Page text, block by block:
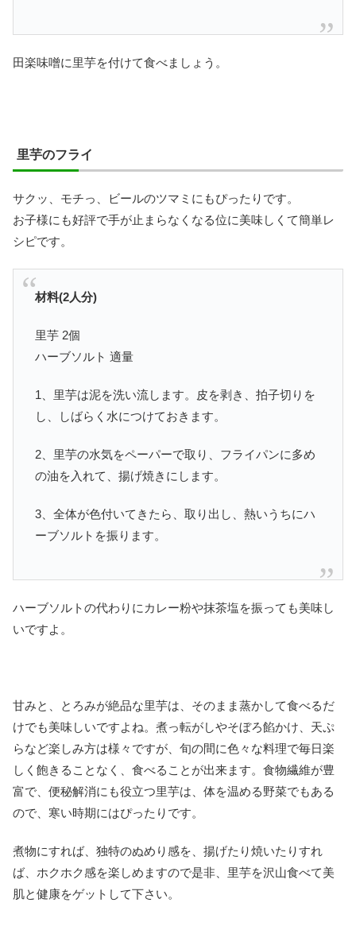
田楽味噌に里芋を付けて食べましょう。
里芋のフライ
サクッ、モチっ、ビールのツマミにもぴったりです。
お子様にも好評で手が止まらなくなる位に美味しくて簡単レ
シピです。
材料(2人分)
里芋 2個
ハーブソルト 適量
1、里芋は泥を洗い流します。皮を剥き、拍子切りを
し、しばらく水につけておきます。
2、里芋の水気をペーパーで取り、フライパンに多め
の油を入れて、揚げ焼きにします。
3、全体が色付いてきたら、取り出し、熱いうちにハ
ーブソルトを振ります。
ハーブソルトの代わりにカレー粉や抹茶塩を振っても美味し
いですよ。
甘みと、とろみが絶品な里芋は、そのまま蒸かして食べるだ
けでも美味しいですよね。煮っ転がしやそぼろ餡かけ、天ぷ
らなど楽しみ方は様々ですが、旬の間に色々な料理で毎日楽
しく飽きることなく、食べることが出来ます。食物繊維が豊
富で、便秘解消にも役立つ里芋は、体を温める野菜でもある
ので、寒い時期にはぴったりです。
煮物にすれば、独特のぬめり感を、揚げたり焼いたりすれ
ば、ホクホク感を楽しめますので是非、里芋を沢山食べて美
肌と健康をゲットして下さい。